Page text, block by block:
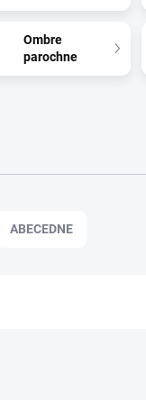
Ombre
parochne
ABECEDNE